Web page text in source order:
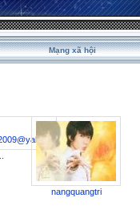
Mạng xã hội
nangquangtri